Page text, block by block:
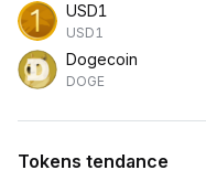
USD1
USD1
Dogecoin
DOGE
Tokens tendance